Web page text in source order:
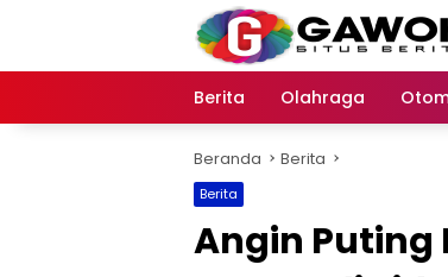
Berita Olahraga
Beranda Berita
Berita
Angin Puting